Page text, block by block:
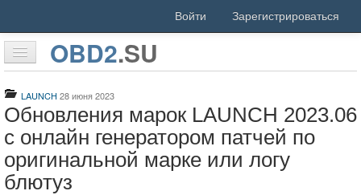
Войти Зарегистрироваться
OBD2.SU
Статьи
Скачать
LAUNCH 28 июня 2023
Обновления марок LAUNCH 2023.06
с онлайн генератором патчей по
оригинальной марке или логу
блютуз